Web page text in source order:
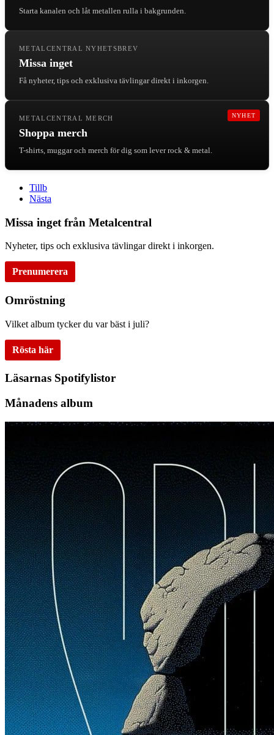
Starta kanalen och låt metallen rulla i bakgrunden.
METALCENTRAL NYHETSBREV
Missa inget
Få nyheter, tips och exklusiva tävlingar direkt i inkorgen.
NYHET
METALCENTRAL MERCH
Shoppa merch
T-shirts, muggar och merch för dig som lever rock & metal.
Tillb
Nästa
Missa inget från Metalcentral
Nyheter, tips och exklusiva tävlingar direkt i inkorgen.
Prenumerera
Omröstning
Vilket album tycker du var bäst i juli?
Rösta här
Läsarnas Spotifylistor
Månadens album